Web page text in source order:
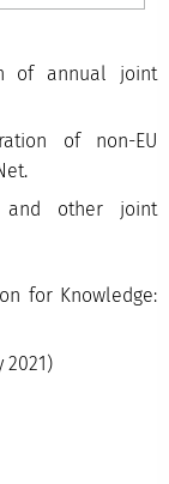
of annual joint
of non-EU
and other joint
for Knowledge:
2021)